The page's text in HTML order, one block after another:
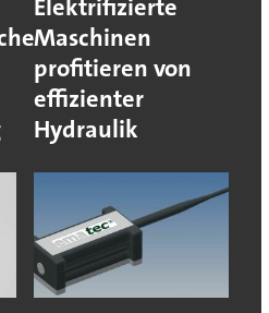
Elektrifizierte
Maschinen
profitieren von
effizienter
Hydraulik